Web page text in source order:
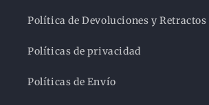
Política de Devoluciones y Retractos
Políticas de privacidad
Políticas de Envío